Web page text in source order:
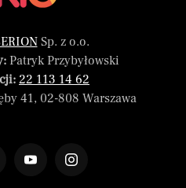
Sp. z o.o.
Patryk Przybyłowski
22 113 14 62
41, 02-808 Warszawa